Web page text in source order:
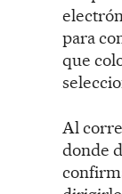
para
que
Al
donde